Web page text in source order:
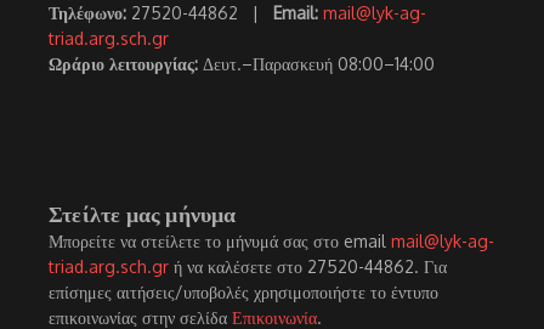
Τηλέφωνο: 27520-44862 | Email: mail@lyk-ag-
triad.arg.sch.gr
Ωράριο λειτουργίας: Δευτ.–Παρασκευή 08:00–14:00
Στείλτε μας μήνυμα
Μπορείτε να στείλετε το μήνυμά σας στο email mail@lyk-ag-
triad.arg.sch.gr ή να καλέσετε στο 27520-44862. Για
επίσημες αιτήσεις/υποβολές χρησιμοποιήστε το έντυπο
επικοινωνίας στην σελίδα Επικοινωνία.